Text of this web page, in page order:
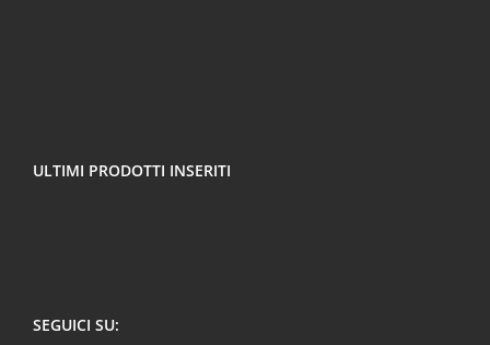
ULTIMI PRODOTTI INSERITI
SEGUICI SU: